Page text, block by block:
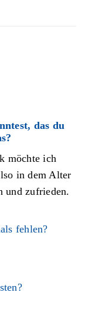
das du
möchte ich
in dem Alter
zufrieden.
fehlen?